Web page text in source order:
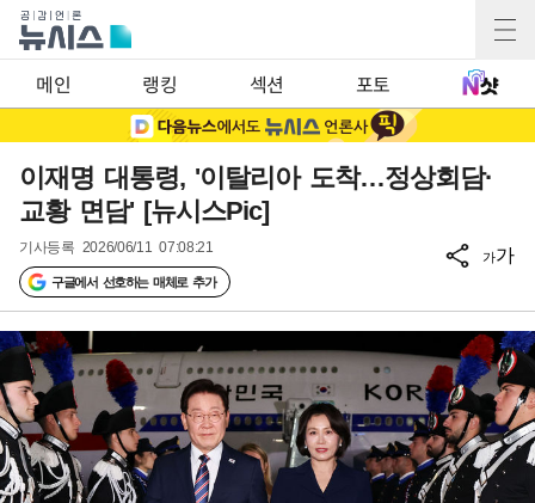
메인 랭킹 섹션 포토
이재명 대통령, '이탈리아 도착…정상회담·
교황 면담' [뉴시스Pic]
기사등록 2026/06/11 07:08:21
구글에서 선호하는 매체로 추가
가가